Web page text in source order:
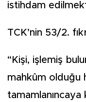
istihdam
TCK’nin 53/2.
“Kişi, işlemiş
mahkûm olduğu
tamamlanıncaya